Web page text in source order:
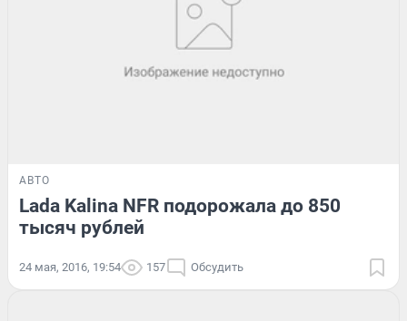
АВТО
Lada Kalina NFR подорожала до 850
тысяч рублей
24 мая, 2016, 19:54 157 Обсудить